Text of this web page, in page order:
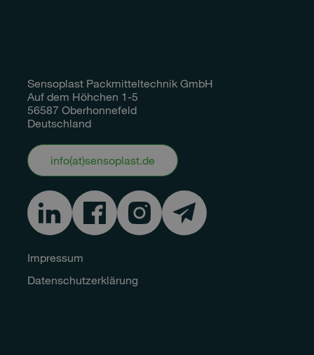
Sensoplast Packmitteltechnik GmbH
Auf dem Höhchen 1-5
56587 Oberhonnefeld
Deutschland
info(at)sensoplast.de
Impressum
Datenschutzerklärung